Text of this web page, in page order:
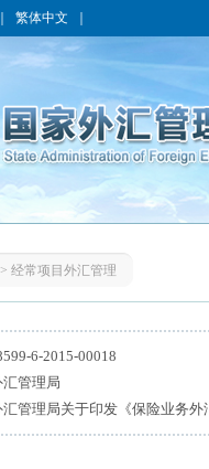
繁体中文
经常项目外汇管理
6-2015-00018
汇管理局
汇管理局关于印发《保险业务